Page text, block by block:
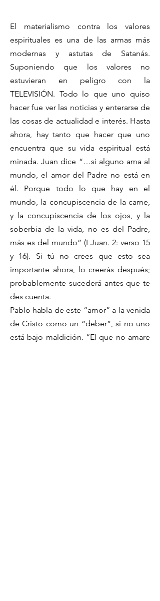
El materialismo contra los valores
espirituales es una de las armas más
modernas y astutas de Satanás.
Suponiendo que los valores no
estuvieran en peligro con la
TELEVISIÓN. Todo lo que uno quiso
hacer fue ver las noticias y enterarse de
las cosas de actualidad e interés. Hasta
ahora, hay tanto que hacer que uno
encuentra que su vida espiritual está
minada. Juan dice “…si alguno ama al
mundo, el amor del Padre no está en
él. Porque todo lo que hay en el
mundo, la concupiscencia de la carne,
y la concupiscencia de los ojos, y la
soberbia de la vida, no es del Padre,
más es del mundo” (I Juan. 2: verso 15
y 16). Si tú no crees que esto sea
importante ahora, lo creerás después;
probablemente sucederá antes que te
des cuenta.
Pablo habla de este “amor” a la venida
de Cristo como un “deber”, si no uno
está bajo maldición. “El que no amare